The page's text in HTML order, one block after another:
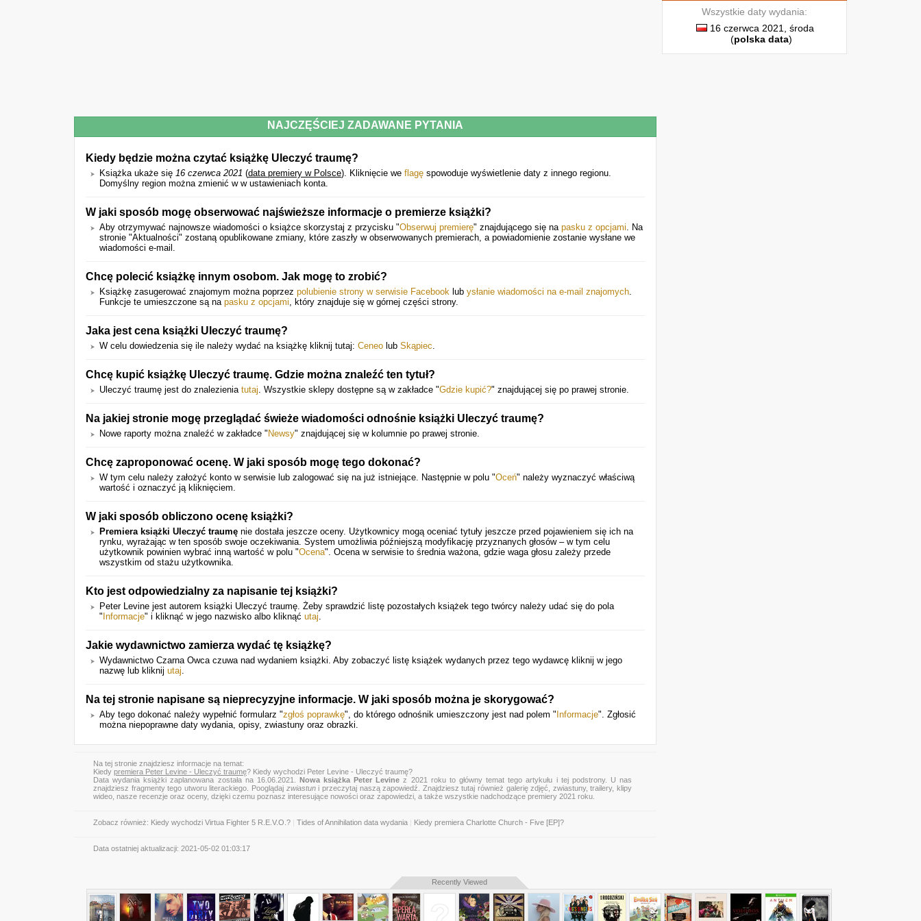
NAJCZĘŚCIEJ ZADAWANE PYTANIA
Kiedy będzie można czytać książkę Uleczyć traumę?
Książka ukaże się 16 czerwca 2021 (data premiery w Polsce). Kliknięcie we flagę spowoduje wyświetlenie daty z innego regionu.
Domyślny region można zmienić w w ustawieniach konta.
W jaki sposób mogę obserwować najświeższe informacje o premierze książki?
Aby otrzymywać najnowsze wiadomości o książce skorzystaj z przycisku "Obserwuj premierę" znajdującego się na pasku z opcjami. Na
stronie "Aktualności" zostaną opublikowane zmiany, które zaszły w obserwowanych premierach, a powiadomienie zostanie wysłane we
wiadomości e-mail.
Chcę polecić książkę innym osobom. Jak mogę to zrobić?
Książkę zasugerować znajomym można poprzez polubienie strony w serwisie Facebook lub ysłanie wiadomości na e-mail znajomych.
Funkcje te umieszczone są na pasku z opcjami, który znajduje się w górnej części strony.
Jaka jest cena książki Uleczyć traumę?
W celu dowiedzenia się ile należy wydać na książkę kliknij tutaj: Ceneo lub Skąpiec.
Chcę kupić książkę Uleczyć traumę. Gdzie można znaleźć ten tytuł?
Uleczyć traumę jest do znalezienia tutaj. Wszystkie sklepy dostępne są w zakładce "Gdzie kupić?" znajdującej się po prawej stronie.
Na jakiej stronie mogę przeglądać świeże wiadomości odnośnie książki Uleczyć traumę?
Nowe raporty można znaleźć w zakładce " Newsy" znajdującej się w kolumnie po prawej stronie.
Chcę zaproponować ocenę. W jaki sposób mogę tego dokonać?
W tym celu należy założyć konto w serwisie lub zalogować się na już istniejące. Następnie w polu "Oceń" należy wyznaczyć właściwą
wartość i oznaczyć ją kliknięciem.
W jaki sposób obliczono ocenę książki?
Premiera książki Uleczyć traumę nie dostała jeszcze oceny. Użytkownicy mogą oceniać tytuły jeszcze przed pojawieniem się ich na
rynku, wyrażając w ten sposób swoje oczekiwania. System umożliwia późniejszą modyfikację przyznanych głosów – w tym celu
użytkownik powinien wybrać inną wartość w polu "Ocena". Ocena w serwisie to średnia ważona, gdzie waga głosu zależy przede
wszystkim od stażu użytkownika.
Kto jest odpowiedzialny za napisanie tej książki?
Peter Levine jest autorem książki Uleczyć traumę. Żeby sprawdzić listę pozostałych książek tego twórcy należy udać się do pola
" Informacje" i kliknąć w jego nazwisko albo kliknąć utaj.
Jakie wydawnictwo zamierza wydać tę książkę?
Wydawnictwo Czarna Owca czuwa nad wydaniem książki. Aby zobaczyć listę książek wydanych przez tego wydawcę kliknij w jego
nazwę lub kliknij utaj.
Na tej stronie napisane są nieprecyzyjne informacje. W jaki sposób można je skorygować?
Aby tego dokonać należy wypełnić formularz "zgłoś poprawkę", do którego odnośnik umieszczony jest nad polem " Informacje". Zgłosić
można niepoprawne daty wydania, opisy, zwiastuny oraz obrazki.
Na tej stronie znajdziesz informacje na temat:
Kiedy premiera Peter Levine - Uleczyć traumę? Kiedy wychodzi Peter Levine - Uleczyć traumę?
Data wydania książki zaplanowana została na 16.06.2021. Nowa książka Peter Levine z 2021 roku to główny temat tego artykułu i tej podstrony. U nas
znajdziesz fragmenty tego utworu literackiego. Pooglądaj zwiastuni przeczytaj naszą zapowiedź. Znajdziesz tutaj również galerię zdjęć, zwiastuny, trailery, klipy
wideo, nasze recenzje oraz oceny, dzięki czemu poznasz interesujące nowości oraz zapowiedzi, a także wszystkie nadchodzące premiery 2021 roku.
Zobacz również: Kiedy wychodzi Virtua Fighter 5 R.E.V.O.? Tides of Annihilation data wydania Kiedy premiera Charlotte Church - Five [EP]?
Data ostatniej aktualizacji: 2021-05-02 01:03:17
Wszystkie daty wydania:
16 czerwca 2021, środa
(polska data)
Recently Viewed